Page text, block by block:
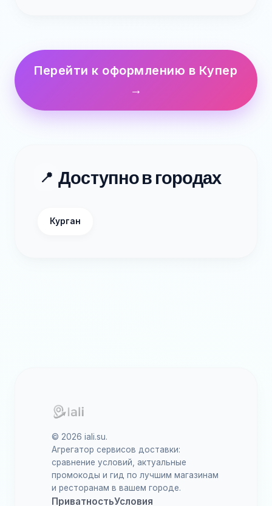
Перейти к оформлению в Купер
→
📍 Доступно в городах
Курган
© 2026 iali.su.
Агрегатор сервисов доставки:
сравнение условий, актуальные
промокоды и гид по лучшим магазинам
и ресторанам в вашем городе.
ПриватностьУсловия